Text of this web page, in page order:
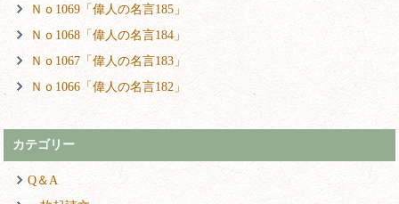
Ｎｏ1069「偉人の名言185」
Ｎｏ1068「偉人の名言184」
Ｎｏ1067「偉人の名言183」
Ｎｏ1066「偉人の名言182」
カテゴリー
Q＆A